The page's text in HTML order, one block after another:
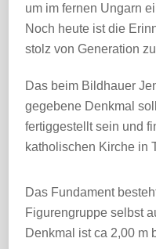
um im fernen Ungarn
Noch heute ist die
stolz von Generation
Das beim Bildhauer
gegebene Denkmal
fertiggestellt sein und
katholischen Kirche in
Das Fundament
Figurengruppe selbst
Denkmal ist ca 2,00 m